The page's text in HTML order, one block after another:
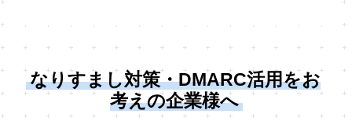
なりすまし対策・DMARC活用をお
考えの企業様へ